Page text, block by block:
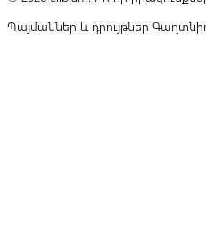
Պայմաններ և դրույթներ